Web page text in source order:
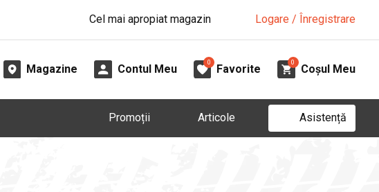
Cel mai apropiat magazin Logare / Înregistrare
Magazine Contul Meu
0
Favorite
0
Coșul Meu
Promoții Articole Asistență